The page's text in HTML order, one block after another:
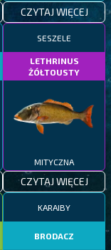
CZYTAJ WIĘCEJ
SESZELE
LETHRINUS
ŻÓŁTOUSTY
MITYCZNA
CZYTAJ WIĘCEJ
KARAIBY
BRODACZ